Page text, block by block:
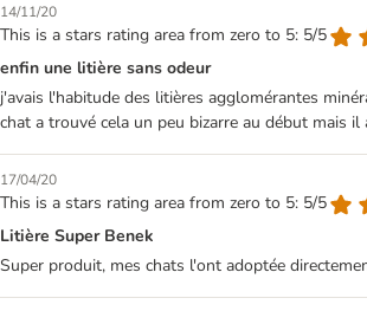
14/11/20
This is a stars rating area from zero to 5: 5/5
enfin une litière sans odeur
j'avais l'habitude des litières agglomérantes
chat a trouvé cela un peu bizarre au début mais
17/04/20
This is a stars rating area from zero to 5: 5/5
Litière Super Benek
Super produit, mes chats l'ont adoptée